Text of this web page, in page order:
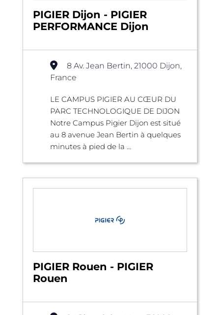
PIGIER Dijon - PIGIER
PERFORMANCE Dijon
8 Av. Jean Bertin, 21000 Dijon,
France
LE CAMPUS PIGIER AU CŒUR DU
PARC TECHNOLOGIQUE DE DIJON
Notre Campus Pigier Dijon est situé
au 8 avenue Jean Bertin à quelques
minutes à pied de la ...
PIGIER Rouen - PIGIER
Rouen